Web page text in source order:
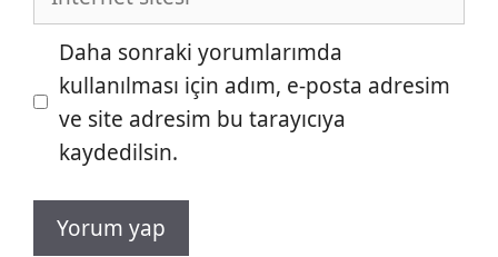
sitesi
Daha sonraki yorumlarımda
kullanılması için adım, e-posta adresim
ve site adresim bu tarayıcıya
kaydedilsin.